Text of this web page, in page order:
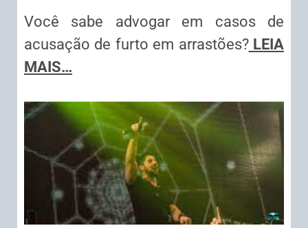
Você sabe advogar em casos de
acusação de furto em arrastões?LEIA
MAIS…